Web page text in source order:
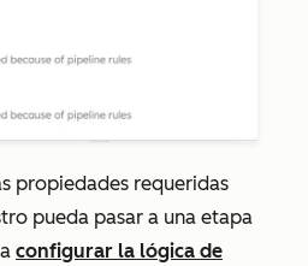
propiedades requeridas
pueda pasar a una etapa
configurar la lógica de